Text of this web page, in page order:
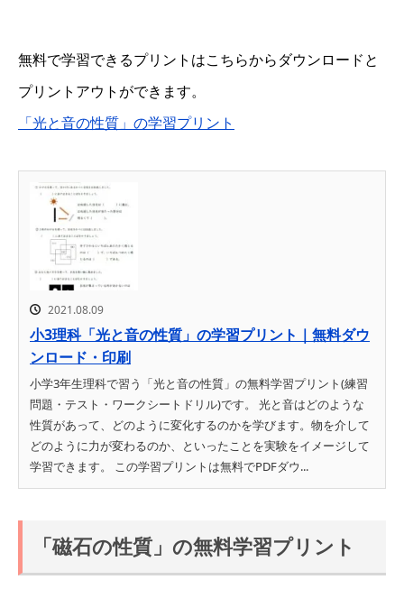
無料で学習できるプリントはこちらからダウンロードと
プリントアウトができます。
「光と音の性質」の学習プリント
2021.08.09
小3理科「光と音の性質」の学習プリント｜無料ダウ
ンロード・印刷
小学3年生理科で習う「光と音の性質」の無料学習プリント(練習
問題・テスト・ワークシートドリル)です。 光と音はどのような
性質があって、どのように変化するのかを学びます。物を介して
どのように力が変わるのか、といったことを実験をイメージして
学習できます。 この学習プリントは無料でPDFダウ...
「磁石の性質」の無料学習プリント